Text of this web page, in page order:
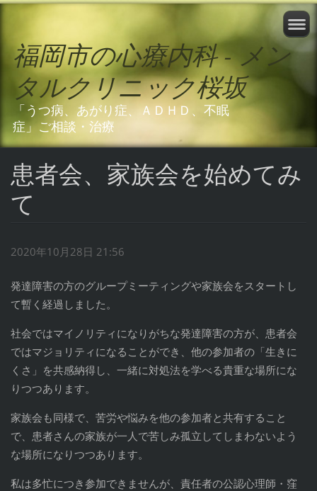
福岡市の心療内科 - メン
タルクリニック桜坂
「うつ病、あがり症、ＡＤＨＤ、不眠
症」ご相談・治療
患者会、家族会を始めてみ
て
2020年10月28日 21:56
発達障害の方のグループミーティングや家族会をスタートし
て暫く経過しました。
社会ではマイノリティになりがちな発達障害の方が、患者会
ではマジョリティになることができ、他の参加者の「生きに
くさ」を共感納得し、一緒に対処法を学べる貴重な場所にな
りつつあります。
家族会も同様で、苦労や悩みを他の参加者と共有すること
で、患者さんの家族が一人で苦しみ孤立してしまわないよう
な場所になりつつあります。
私は多忙につき参加できませんが、責任者の公認心理師・窪